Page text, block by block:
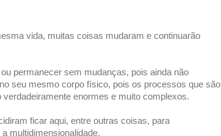
vida, muitas coisas mudaram e continuarão
permanecer sem mudanças, pois ainda não
seu mesmo corpo físico, pois os processos que são
enormes e muito complexos.
ficar aqui, entre outras coisas, para
multidimensionalidade.